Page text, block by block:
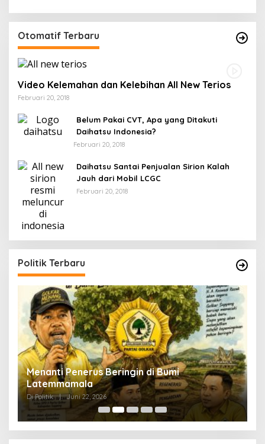
Otomatif Terbaru
Video Kelemahan dan Kelebihan All New Terios
Februari 20, 2018
Belum Pakai CVT, Apa yang Ditakuti
Daihatsu Indonesia?
Februari 20, 2018
Daihatsu Santai Penjualan Sirion Kalah
Jauh dari Mobil LCGC
Februari 20, 2018
Politik Terbaru
Menanti Penerus Beringin di Bumi
Latemmamala
Di Politik | Juni 22, 2026